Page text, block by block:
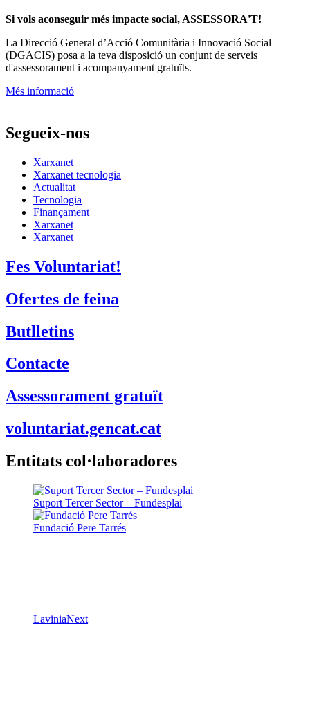
Si vols aconseguir més impacte social, ASSESSORA'T!
La Direcció General d’Acció Comunitària i Innovació Social
(DGACIS) posa a la teva disposició un conjunt de serveis
d'assessorament i acompanyament gratuïts.
Més informació
Segueix-nos
Xarxanet
Xarxanet tecnologia
Actualitat
Tecnologia
Finançament
Xarxanet
Xarxanet
Fes Voluntariat!
Ofertes de feina
Butlletins
Contacte
Assessorament gratuït
voluntariat.gencat.cat
Entitats col·laboradores
Suport Tercer Sector – Fundesplai
Fundació Pere Tarrés
LaviniaNext